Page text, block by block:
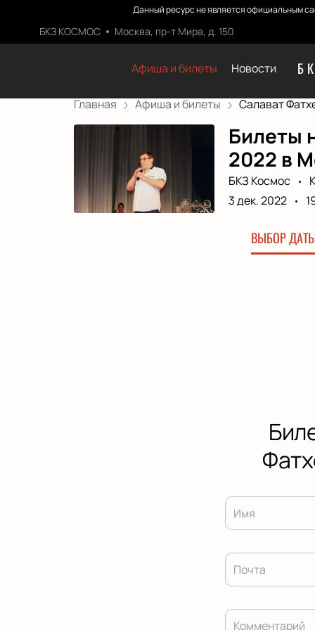
Данный ресурс не является официальным
БКЗ КОСМОС Москва, пр-т Мира, д. 150
Афиша и билеты Новости
Главная Афиша и билеты Салават
Билеты
2022 в
БКЗ Космос
3 дек. 2022
ВЫБОР
Имя
Почта
Комментарий